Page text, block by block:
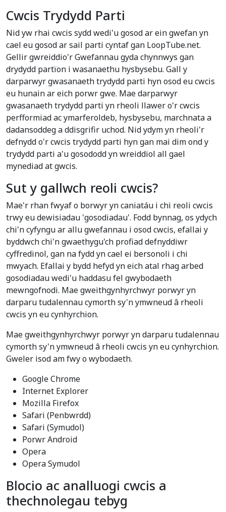
Cwcis Trydydd Parti
Nid yw rhai cwcis sydd wedi'u gosod ar ein gwefan yn
cael eu gosod ar sail parti cyntaf gan LoopTube.net.
Gellir gwreiddio'r Gwefannau gyda chynnwys gan
drydydd partïon i wasanaethu hysbysebu. Gall y
darparwyr gwasanaeth trydydd parti hyn osod eu cwcis
eu hunain ar eich porwr gwe. Mae darparwyr
gwasanaeth trydydd parti yn rheoli llawer o'r cwcis
perfformiad ac ymarferoldeb, hysbysebu, marchnata a
dadansoddeg a ddisgrifir uchod. Nid ydym yn rheoli'r
defnydd o'r cwcis trydydd parti hyn gan mai dim ond y
trydydd parti a'u gosododd yn wreiddiol all gael
mynediad at gwcis.
Sut y gallwch reoli cwcis?
Mae'r rhan fwyaf o borwyr yn caniatáu i chi reoli cwcis
trwy eu dewisiadau 'gosodiadau'. Fodd bynnag, os ydych
chi'n cyfyngu ar allu gwefannau i osod cwcis, efallai y
byddwch chi'n gwaethygu'ch profiad defnyddiwr
cyffredinol, gan na fydd yn cael ei bersonoli i chi
mwyach. Efallai y bydd hefyd yn eich atal rhag arbed
gosodiadau wedi'u haddasu fel gwybodaeth
mewngofnodi. Mae gweithgynhyrchwyr porwyr yn
darparu tudalennau cymorth sy'n ymwneud â rheoli
cwcis yn eu cynhyrchion.
Mae gweithgynhyrchwyr porwyr yn darparu tudalennau
cymorth sy'n ymwneud â rheoli cwcis yn eu cynhyrchion.
Gweler isod am fwy o wybodaeth.
Google Chrome
Internet Explorer
Mozilla Firefox
Safari (Penbwrdd)
Safari (Symudol)
Porwr Android
Opera
Opera Symudol
Blocio ac analluogi cwcis a
thechnolegau tebyg